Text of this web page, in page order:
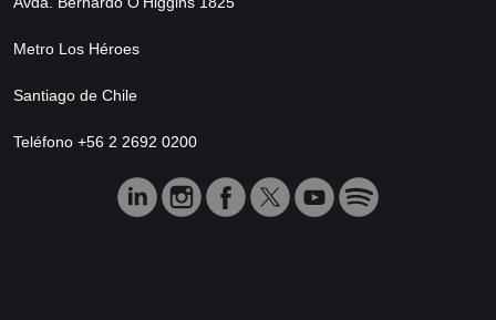
Metro Los Héroes
Santiago de Chile
Teléfono +56 2 2692 0200